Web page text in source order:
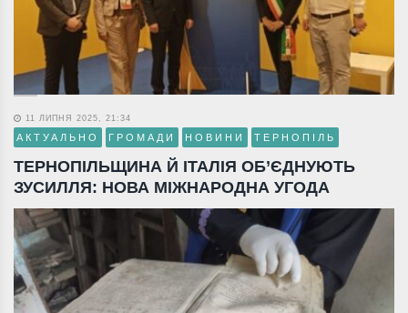
11 ЛИПНЯ 2025, 21:34
АКТУАЛЬНО ГРОМАДИ НОВИНИ ТЕРНОПІЛЬ
ТЕРНОПІЛЬЩИНА Й ІТАЛІЯ ОБ’ЄДНУЮТЬ
ЗУСИЛЛЯ: НОВА МІЖНАРОДНА УГОДА